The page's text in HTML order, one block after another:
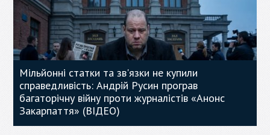
Мільйонні статки та зв'язки не купили
справедливість: Андрій Русин програв
багаторічну війну проти журналістів «Анонс
Закарпаття» (ВІДЕО)